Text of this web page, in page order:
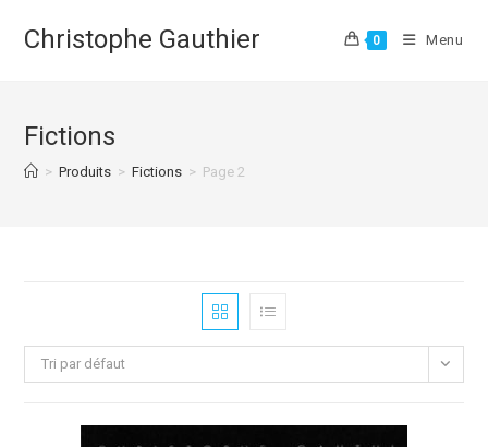
Christophe Gauthier 0 Menu
Fictions
> Produits > Fictions > Page 2
Tri par défaut